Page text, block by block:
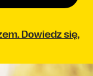
Dowiedz się,